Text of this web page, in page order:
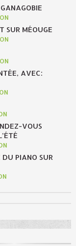
SUR MÉOUGE
AVEC:
VOUS
DU PIANO SUR